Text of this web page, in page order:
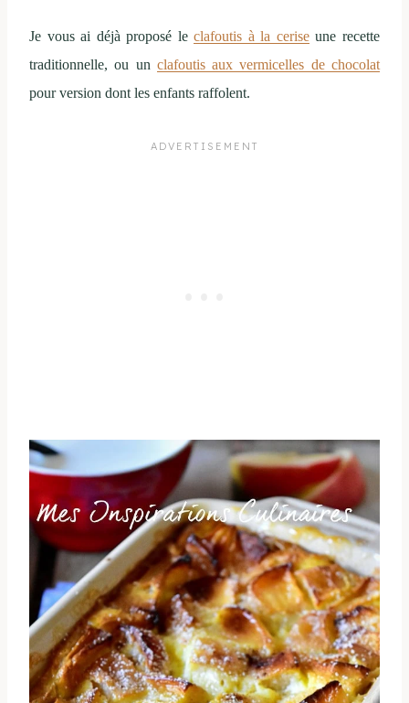
Je vous ai déjà proposé leclafoutis à la ceriseune recette
traditionnelle, ou un clafoutis aux vermicelles de chocolat
pour version dont les enfants raffolent.